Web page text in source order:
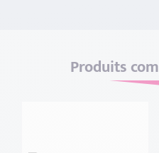
Produits